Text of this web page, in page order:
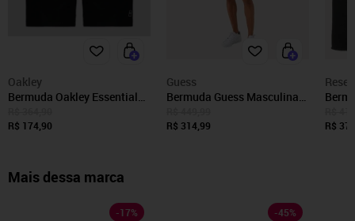
Oakley
Bermuda Oakley Essential
R$ 174,90
Guess
Bermuda Guess Masculina
R$ 314,99
R$
Mais dessa marca
-17% -45%